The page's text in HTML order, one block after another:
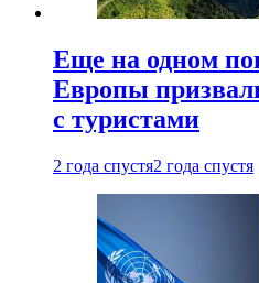
Еще на одном
Европы
с туристами
2 года спустя2 года спустя